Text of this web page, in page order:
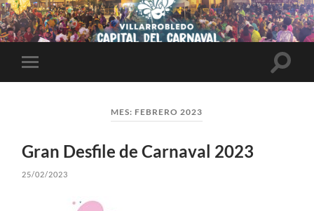
el
MES: FEBRERO 2023
Gran Desfile de Carnaval 2023
25/02/2023